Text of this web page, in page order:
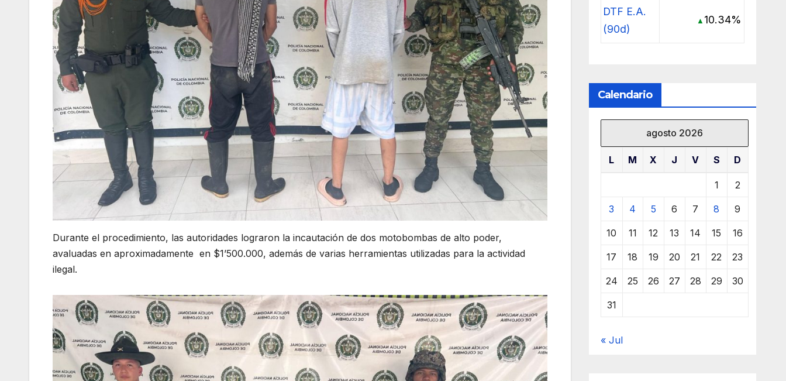
Durante el procedimiento, las autoridades lograron la incautación de dos motobombas de alto poder,
avaluadas en aproximadamente en $1’500.000, además de varias herramientas utilizadas para la actividad
ilegal.
DTF E.A.
(90d)
▲ 10.34%
Calendario
agosto 2026
L M X J V S D
1 2
3 4 5 6 7 8 9
10 11 12 13 14 15 16
17 18 19 20 21 22 23
24 25 26 27 28 29 30
31
« Jul